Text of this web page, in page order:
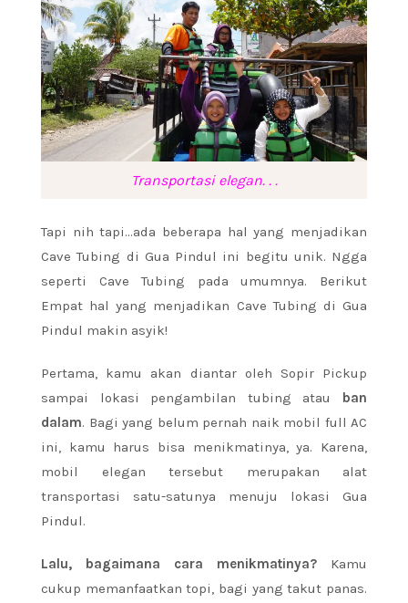
Transportasi elegan. . .
Tapi nih tapi…ada beberapa hal yang menjadikan
Cave Tubing di Gua Pindul ini begitu unik. Ngga
seperti Cave Tubing pada umumnya. Berikut
Empat hal yang menjadikan Cave Tubing di Gua
Pindul makin asyik!
Pertama, kamu akan diantar oleh Sopir Pickup
sampai lokasi pengambilan tubing atau ban
dalam. Bagi yang belum pernah naik mobil full AC
ini, kamu harus bisa menikmatinya, ya. Karena,
mobil elegan tersebut merupakan alat
transportasi satu-satunya menuju lokasi Gua
Pindul.
Lalu, bagaimana cara menikmatinya? Kamu
cukup memanfaatkan topi, bagi yang takut panas.